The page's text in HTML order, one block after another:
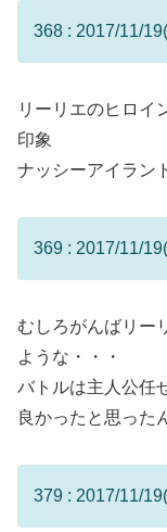
368 : 2017/11/
リーリエのヒロイ
印象
ナッシーアイラン
369 : 2017/11/
むしろがんばリー
ような・・・
バトルは主人公任
良かったと思った
379 : 2017/11/